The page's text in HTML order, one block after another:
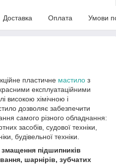
Доставка Оплата Умови
пластичне мастило з
експлуатаційними
високою хімічною і
дозволяє забезпечити
самого різного обладнання:
засобів, судової техніки,
будівельної техніки.
підшипників
шарнірів, зубчатих